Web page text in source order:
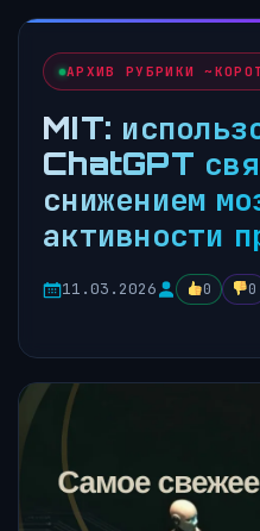
АРХИВ РУБРИКИ
MIT:
ChatGPT
снижением
активности
11.03.2026 0 0